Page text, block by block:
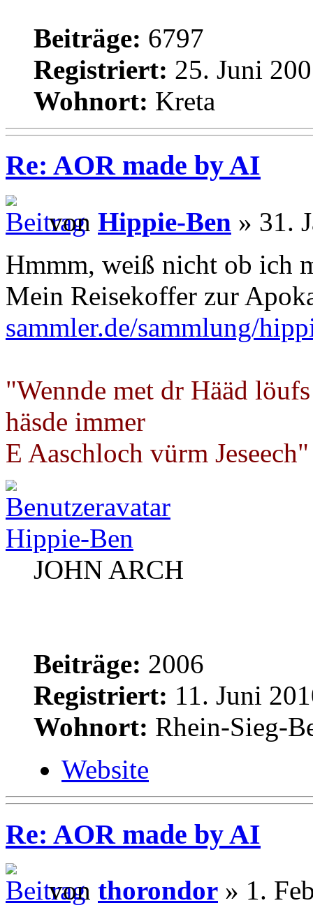
Beiträge: 6797
Registriert: 25. Juni
Wohnort: Kreta
Re: AOR made by AI
von Hippie-Ben » 31.
Hmmm, weiß nicht ob ich
Mein Reisekoffer zur
sammler.de/sammlung/
"Wennde met dr Hääd löufs
häsde immer
E Aaschloch vürm Jeseech"
Hippie-Ben
JOHN ARCH
Beiträge: 2006
Registriert: 11. Juni
Wohnort: Rhein-Sieg-
Website
Re: AOR made by AI
von thorondor » 1.